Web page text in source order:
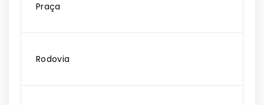
Praça
Rodovia